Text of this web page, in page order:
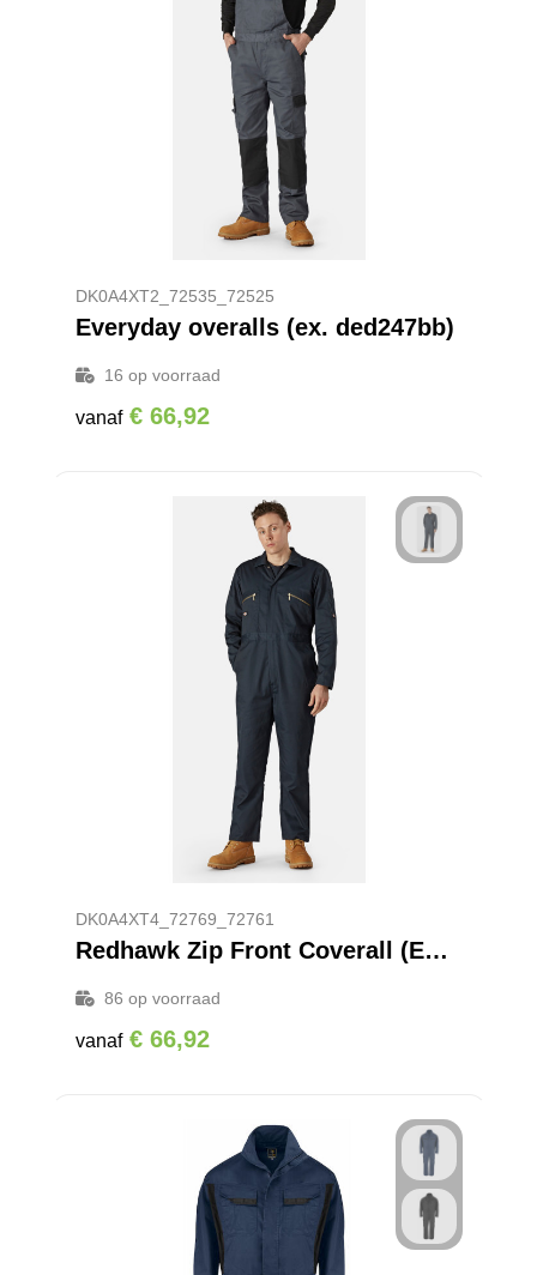
DK0A4XT2_72535_72525
Everyday overalls (ex. ded247bb)
16 op voorraad
vanaf € 66,92
DK0A4XT4_72769_72761
Redhawk Zip Front Coverall (EX. DWD4839)
86 op voorraad
vanaf € 66,92